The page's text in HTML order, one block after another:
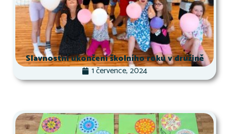
Slavnostní ukončení školního roku v družině
1 července, 2024